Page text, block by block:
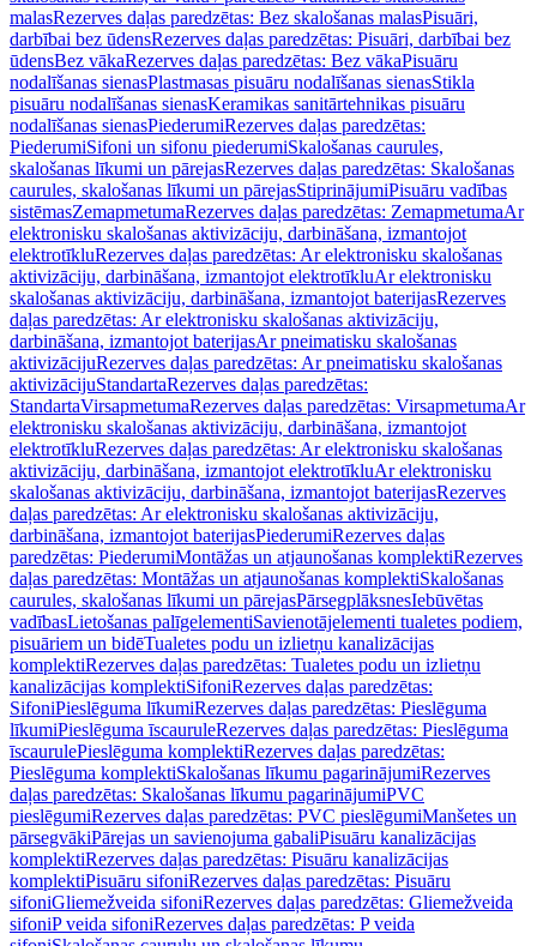
malasRezerves daļas paredzētas: Bez skalošanas malasPisuāri,
darbībai bez ūdensRezerves daļas paredzētas: Pisuāri, darbībai bez
ūdensBez vākaRezerves daļas paredzētas: Bez vākaPisuāru
nodalīšanas sienasPlastmasas pisuāru nodalīšanas sienasStikla
pisuāru nodalīšanas sienasKeramikas sanitārtehnikas pisuāru
nodalīšanas sienasPiederumiRezerves daļas paredzētas:
PiederumiSifoni un sifonu piederumiSkalošanas caurules,
skalošanas līkumi un pārejasRezerves daļas paredzētas: Skalošanas
caurules, skalošanas līkumi un pārejasStiprinājumiPisuāru vadības
sistēmasZemapmetumaRezerves daļas paredzētas: ZemapmetumaAr
elektronisku skalošanas aktivizāciju, darbināšana, izmantojot
elektrotīkluRezerves daļas paredzētas: Ar elektronisku skalošanas
aktivizāciju, darbināšana, izmantojot elektrotīkluAr elektronisku
skalošanas aktivizāciju, darbināšana, izmantojot baterijasRezerves
daļas paredzētas: Ar elektronisku skalošanas aktivizāciju,
darbināšana, izmantojot baterijasAr pneimatisku skalošanas
aktivizācijuRezerves daļas paredzētas: Ar pneimatisku skalošanas
aktivizācijuStandartaRezerves daļas paredzētas:
StandartaVirsapmetumaRezerves daļas paredzētas: VirsapmetumaAr
elektronisku skalošanas aktivizāciju, darbināšana, izmantojot
elektrotīkluRezerves daļas paredzētas: Ar elektronisku skalošanas
aktivizāciju, darbināšana, izmantojot elektrotīkluAr elektronisku
skalošanas aktivizāciju, darbināšana, izmantojot baterijasRezerves
daļas paredzētas: Ar elektronisku skalošanas aktivizāciju,
darbināšana, izmantojot baterijasPiederumiRezerves daļas
paredzētas: PiederumiMontāžas un atjaunošanas komplektiRezerves
daļas paredzētas: Montāžas un atjaunošanas komplektiSkalošanas
caurules, skalošanas līkumi un pārejasPārsegplāksnesIebūvētas
vadībasLietošanas palīgelementiSavienotājelementi tualetes podiem,
pisuāriem un bidēTualetes podu un izlietņu kanalizācijas
komplektiRezerves daļas paredzētas: Tualetes podu un izlietņu
kanalizācijas komplektiSifoniRezerves daļas paredzētas:
SifoniPieslēguma līkumiRezerves daļas paredzētas: Pieslēguma
līkumiPieslēguma īscauruleRezerves daļas paredzētas: Pieslēguma
īscaurulePieslēguma komplektiRezerves daļas paredzētas:
Pieslēguma komplektiSkalošanas līkumu pagarinājumiRezerves
daļas paredzētas: Skalošanas līkumu pagarinājumiPVC
pieslēgumiRezerves daļas paredzētas: PVC pieslēgumiManšetes un
pārsegvākiPārejas un savienojuma gabaliPisuāru kanalizācijas
komplektiRezerves daļas paredzētas: Pisuāru kanalizācijas
komplektiPisuāru sifoniRezerves daļas paredzētas: Pisuāru
sifoniGliemežveida sifoniRezerves daļas paredzētas: Gliemežveida
sifoniP veida sifoniRezerves daļas paredzētas: P veida